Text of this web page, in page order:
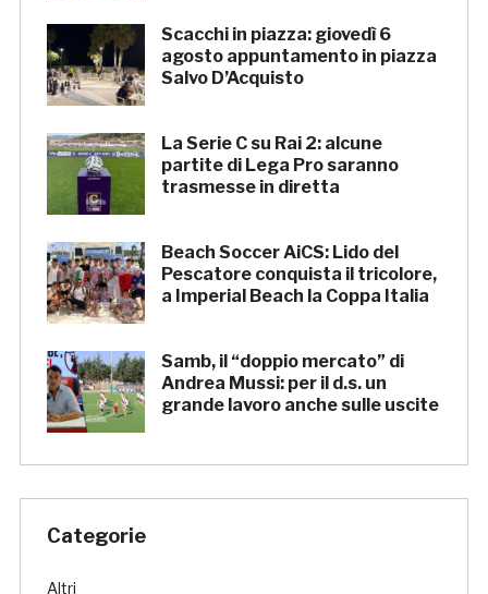
Scacchi in piazza: giovedì 6
agosto appuntamento in piazza
Salvo D’Acquisto
La Serie C su Rai 2: alcune
partite di Lega Pro saranno
trasmesse in diretta
Beach Soccer AiCS: Lido del
Pescatore conquista il tricolore,
a Imperial Beach la Coppa Italia
Samb, il “doppio mercato” di
Andrea Mussi: per il d.s. un
grande lavoro anche sulle uscite
Categorie
Altri